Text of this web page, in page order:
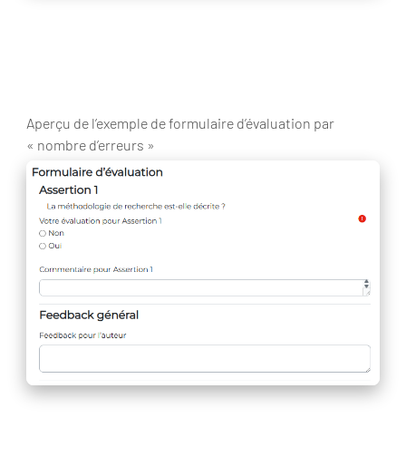
Aperçu de l’exemple de formulaire d’évaluation par
« nombre d’erreurs »